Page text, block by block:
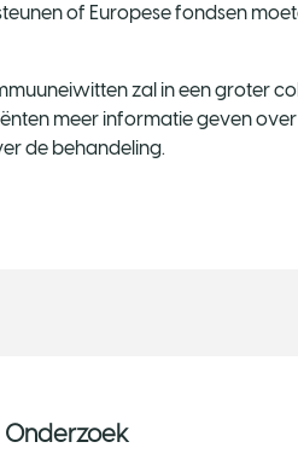
of Europese fondsen
zal in een groter
meer informatie geven
de behandeling.
Onderzoek